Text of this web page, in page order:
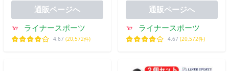
ト 拳サポ 指出し LSALI023
通販ページへ
ライナースポーツ
4.67 (20,572件)
格闘技 menho-cap
LSALI021通販ページへ
ライナースポーツ
4.67 (20,572件)